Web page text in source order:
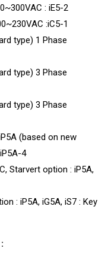
: iE5-2
:iC5-1
type) 1 Phase
type) 3 Phase
type) 3 Phase
(based on new
4
Starvert option : iP5A,
: iP5A, iG5A, iS7 : Key